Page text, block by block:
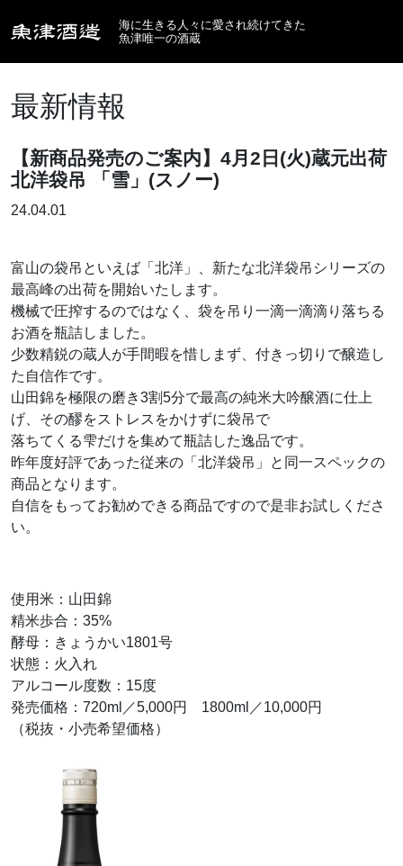
海に生きる人々に愛され続けてきた
魚津唯一の酒蔵
最新情報
【新商品発売のご案内】4月2日(火)蔵元出荷
北洋袋吊 「雪」(スノー)
24.04.01
富山の袋吊といえば「北洋」、新たな北洋袋吊シリーズの
最高峰の出荷を開始いたします。
機械で圧搾するのではなく、袋を吊り一滴一滴滴り落ちる
お酒を瓶詰しました。
少数精鋭の蔵人が手間暇を惜しまず、付きっ切りで醸造し
た自信作です。
山田錦を極限の磨き3割5分で最高の純米大吟醸酒に仕上
げ、その醪をストレスをかけずに袋吊で
落ちてくる雫だけを集めて瓶詰した逸品です。
昨年度好評であった従来の「北洋袋吊」と同一スペックの
商品となります。
自信をもってお勧めできる商品ですので是非お試しくださ
い。
使用米：山田錦
精米歩合：35%
酵母：きょうかい1801号
状態：火入れ
アルコール度数：15度
発売価格：720ml／5,000円 1800ml／10,000円
（税抜・小売希望価格）